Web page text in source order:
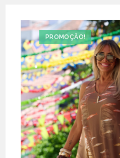
PROMOÇÃO!